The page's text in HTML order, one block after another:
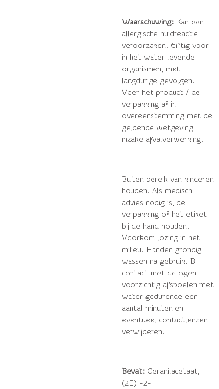
Waarschuwing: Kan een
allergische huidreactie
veroorzaken. Giftig voor
in het water levende
organismen, met
langdurige gevolgen.
Voer het product / de
verpakking af in
overeenstemming met de
geldende wetgeving
inzake afvalverwerking.
Buiten bereik van kinderen
houden. Als medisch
advies nodig is, de
verpakking of het etiket
bij de hand houden.
Voorkom lozing in het
milieu. Handen grondig
wassen na gebruik. Bij
contact met de ogen,
voorzichtig afspoelen met
water gedurende een
aantal minuten en
eventueel contactlenzen
verwijderen.
Bevat: Geranilacetaat,
(2E) -2-